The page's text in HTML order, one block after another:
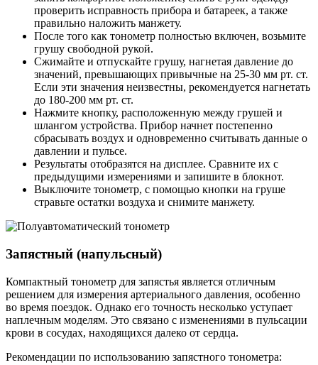
проверить исправность прибора и батареек, а также
правильно наложить манжету.
После того как тонометр полностью включен, возьмите
грушу свободной рукой.
Сжимайте и отпускайте грушу, нагнетая давление до
значений, превышающих привычные на 25-30 мм рт. ст.
Если эти значения неизвестны, рекомендуется нагнетать
до 180-200 мм рт. ст.
Нажмите кнопку, расположенную между грушей и
шлангом устройства. Прибор начнет постепенно
сбрасывать воздух и одновременно считывать данные о
давлении и пульсе.
Результаты отобразятся на дисплее. Сравните их с
предыдущими измерениями и запишите в блокнот.
Выключите тонометр, с помощью кнопки на груше
стравьте остатки воздуха и снимите манжету.
Запястный (напульсный)
Компактный тонометр для запястья является отличным
решением для измерения артериального давления, особенно
во время поездок. Однако его точность несколько уступает
наплечным моделям. Это связано с изменениями в пульсации
крови в сосудах, находящихся далеко от сердца.
Рекомендации по использованию запястного тонометра: